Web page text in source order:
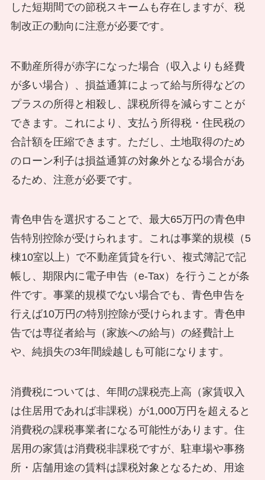
した短期間での節税スキームも存在しますが、税
制改正の動向に注意が必要です。
不動産所得が赤字になった場合（収入よりも経費
が多い場合）、損益通算によって給与所得などの
プラスの所得と相殺し、課税所得を減らすことが
できます。これにより、支払う所得税・住民税の
合計額を圧縮できます。ただし、土地取得のため
のローン利子は損益通算の対象外となる場合があ
るため、注意が必要です。
青色申告を選択することで、最大65万円の青色申
告特別控除が受けられます。これは事業的規模（5
棟10室以上）で不動産賃貸を行い、複式簿記で記
帳し、期限内に電子申告（e-Tax）を行うことが条
件です。事業的規模でない場合でも、青色申告を
行えば10万円の特別控除が受けられます。青色申
告では専従者給与（家族への給与）の経費計上
や、純損失の3年間繰越しも可能になります。
消費税については、年間の課税売上高（家賃収入
は住居用であれば非課税）が1,000万円を超えると
消費税の課税事業者になる可能性があります。住
居用の家賃は消費税非課税ですが、駐車場や事務
所・店舗用途の賃料は課税対象となるため、用途